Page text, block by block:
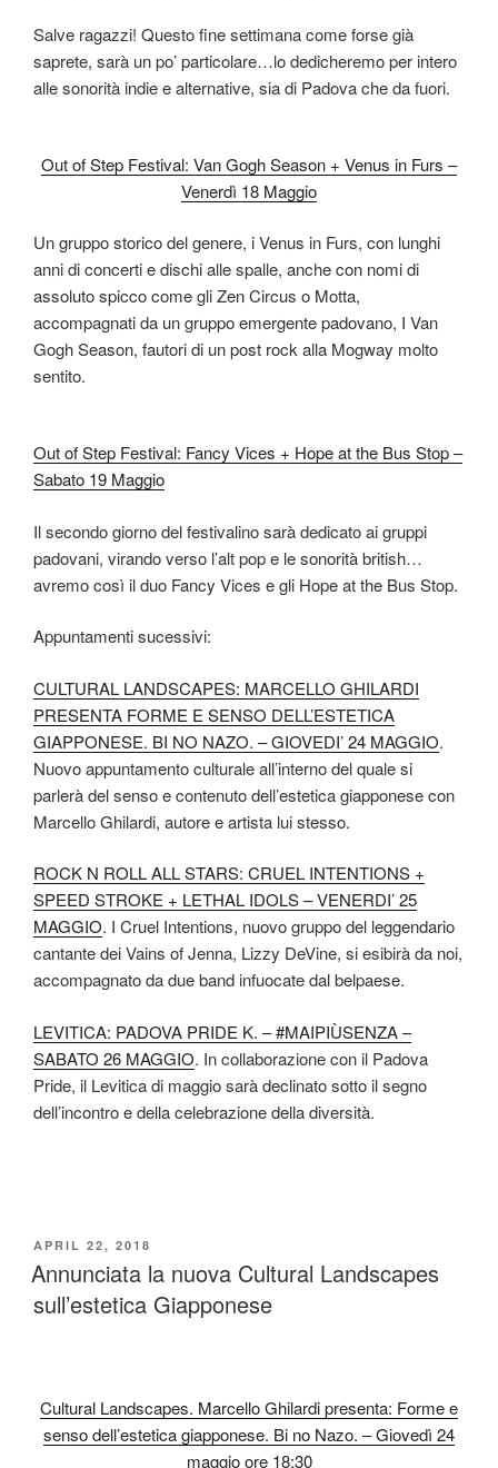
Salve ragazzi! Questo fine settimana come forse già
saprete, sarà un po’ particolare…lo dedicheremo per intero
alle sonorità indie e alternative, sia di Padova che da fuori.
Out of Step Festival: Van Gogh Season + Venus in Furs –
Venerdì 18 Maggio
Un gruppo storico del genere, i Venus in Furs, con lunghi
anni di concerti e dischi alle spalle, anche con nomi di
assoluto spicco come gli Zen Circus o Motta,
accompagnati da un gruppo emergente padovano, I Van
Gogh Season, fautori di un post rock alla Mogway molto
sentito.
Out of Step Festival: Fancy Vices + Hope at the Bus Stop –
Sabato 19 Maggio
Il secondo giorno del festivalino sarà dedicato ai gruppi
padovani, virando verso l’alt pop e le sonorità british…
avremo così il duo Fancy Vices e gli Hope at the Bus Stop.
Appuntamenti sucessivi:
CULTURAL LANDSCAPES: MARCELLO GHILARDI
PRESENTA FORME E SENSO DELL’ESTETICA
GIAPPONESE. BI NO NAZO. – GIOVEDI’ 24 MAGGIO.
Nuovo appuntamento culturale all’interno del quale si
parlerà del senso e contenuto dell’estetica giapponese con
Marcello Ghilardi, autore e artista lui stesso.
ROCK N ROLL ALL STARS: CRUEL INTENTIONS +
SPEED STROKE + LETHAL IDOLS – VENERDI’ 25
MAGGIO. I Cruel Intentions, nuovo gruppo del leggendario
cantante dei Vains of Jenna, Lizzy DeVine, si esibirà da noi,
accompagnato da due band infuocate dal belpaese.
LEVITICA: PADOVA PRIDE K. – #MAIPIÙSENZA –
SABATO 26 MAGGIO. In collaborazione con il Padova
Pride, il Levitica di maggio sarà declinato sotto il segno
dell’incontro e della celebrazione della diversità.
POSTED
ON
APRIL 22, 2018
Annunciata la nuova Cultural Landscapes
sull’estetica Giapponese
Cultural Landscapes. Marcello Ghilardi presenta: Forme e
senso dell’estetica giapponese. Bi no Nazo. – Giovedì 24
maggio ore 18:30